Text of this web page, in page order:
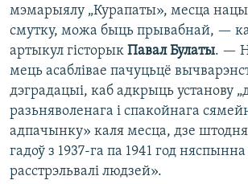
мэмарыялу „Курапаты», месца
смутку, можа быць прывабнай, —
артыкул гісторык Павал Булаты. —
мець асаблівае пачуцьцё
дэградацыі, каб адкрыць установу
разьняволенага і спакойнага
адпачынку» каля месца, дзе
гадоў з 1937-га па 1941 год
расстрэльвалі людзей».